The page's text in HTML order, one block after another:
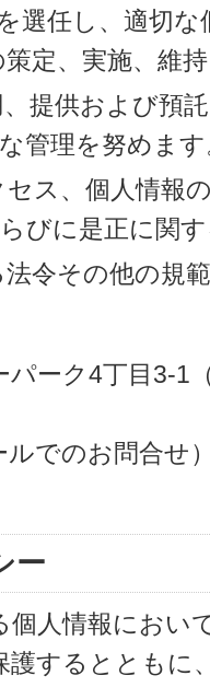
選任し、適切
定、実施、維
提供および預
管理を努めま
ス、個人情報
びに是正に関
令その他の規
ーク4丁目3-1
ルでのお問合せ
ー
個人情報におい
護するとともに